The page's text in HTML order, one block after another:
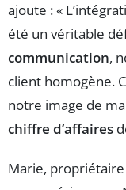
ajoute : «
été un véritable
communication,
client homogène.
notre image de
chiffre d’affaires
Marie, propriétaire